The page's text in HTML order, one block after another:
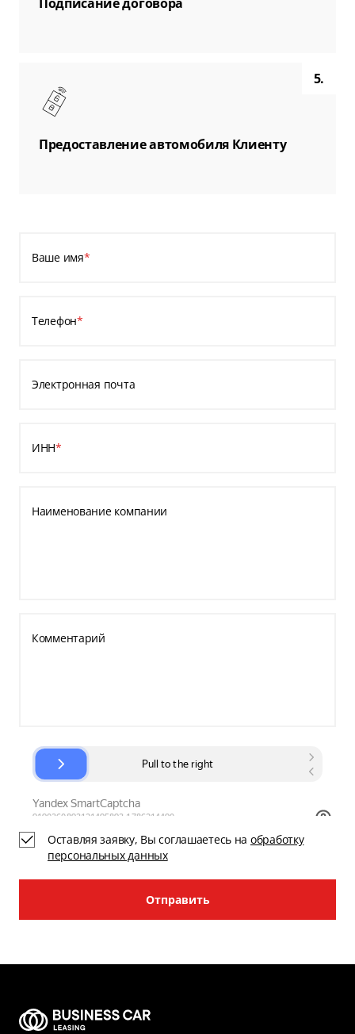
5.
Предоставление автомобиля Клиенту
Ваше имя*
Телефон*
Электронная почта
ИНН*
Наименование компании
Комментарий
Отправить
Оставляя заявку, Вы соглашаетесь на обработку
персональных данных